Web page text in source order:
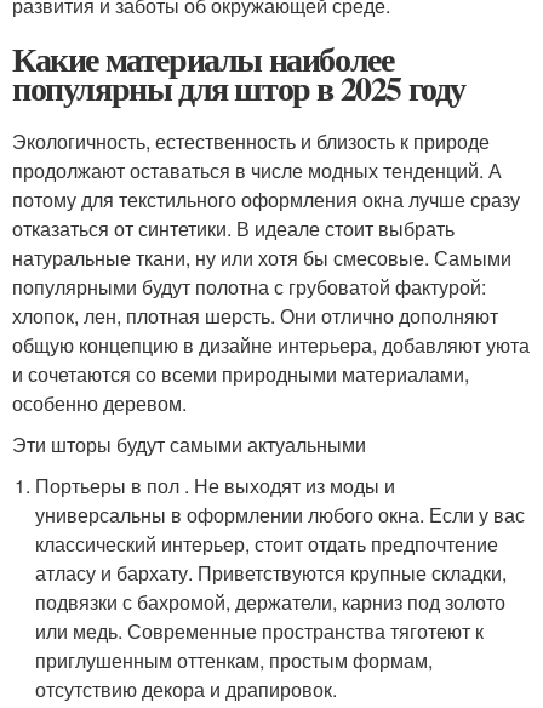
Какие материалы наиболее
популярны для штор в 2025 году
Экологичность, естественность и близость к природе
продолжают оставаться в числе модных тенденций. А
потому для текстильного оформления окна лучше сразу
отказаться от синтетики. В идеале стоит выбрать
натуральные ткани, ну или хотя бы смесовые. Самыми
популярными будут полотна с грубоватой фактурой:
хлопок, лен, плотная шерсть. Они отлично дополняют
общую концепцию в дизайне интерьера, добавляют уюта
и сочетаются со всеми природными материалами,
особенно деревом.
Эти шторы будут самыми актуальными
Портьеры в пол . Не выходят из моды и
универсальны в оформлении любого окна. Если у вас
классический интерьер, стоит отдать предпочтение
атласу и бархату. Приветствуются крупные складки,
подвязки с бахромой, держатели, карниз под золото
или медь. Современные пространства тяготеют к
приглушенным оттенкам, простым формам,
отсутствию декора и драпировок.